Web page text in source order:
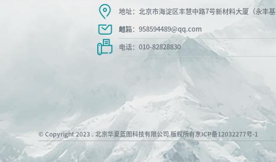
地址：北京市海淀区丰慧中路7号新材料大厦（永丰基
地）
邮箱：958594489@qq.com
电话：010-82828830
© Copyright 2023 . 北京华夏蓝图科技有限公司 版权所有京ICP备12032277号-1